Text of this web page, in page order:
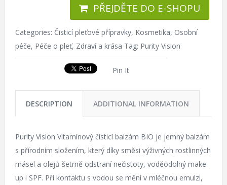
PŘEJDĚTE DO E-SHOPU
Categories: Čisticí pleťové přípravky, Kosmetika, Osobní
péče, Péče o pleť, Zdraví a krása Tag: Purity Vision
Pin It
DESCRIPTION ADDITIONAL INFORMATION
Purity Vision Vitamínový čisticí balzám BIO je jemný balzám
s přírodním složením, který díky směsi výživných rostlinných
másel a olejů šetrně odstraní nečistoty, voděodolný make-
up i SPF. Při kontaktu s vodou se mění v mléčnou emulzi,